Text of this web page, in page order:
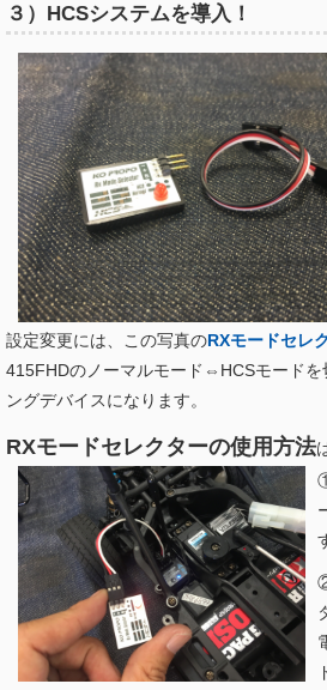
３）HCSシステムを導入！
設定変更には、この写真のRXモードセレ
415FHDのノーマルモード⇔HCSモードを
ングデバイスになります。
RXモードセレクターの使用方法